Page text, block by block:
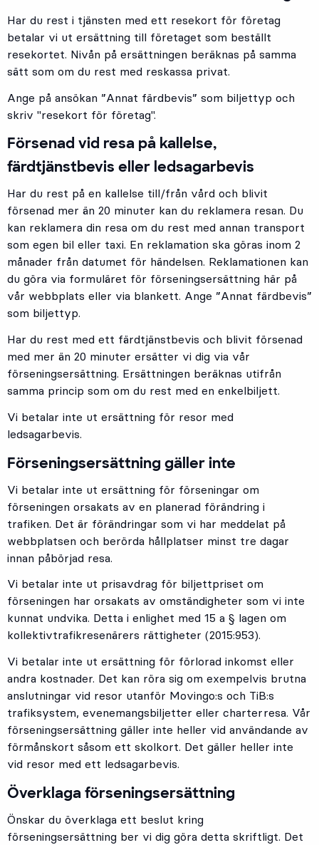
Har du rest i tjänsten med ett resekort för företag
betalar vi ut ersättning till företaget som beställt
resekortet. Nivån på ersättningen beräknas på samma
sätt som om du rest med reskassa privat.
Ange på ansökan ”Annat färdbevis” som biljettyp och
skriv "resekort för företag".
Försenad vid resa på kallelse,
färdtjänstbevis eller ledsagarbevis
Har du rest på en kallelse till/från vård och blivit
försenad mer än 20 minuter kan du reklamera resan. Du
kan reklamera din resa om du rest med annan transport
som egen bil eller taxi. En reklamation ska göras inom 2
månader från datumet för händelsen. Reklamationen kan
du göra via formuläret för förseningsersättning här på
vår webbplats eller via blankett. Ange ”Annat färdbevis”
som biljettyp.
Har du rest med ett färdtjänstbevis och blivit försenad
med mer än 20 minuter ersätter vi dig via vår
förseningsersättning. Ersättningen beräknas utifrån
samma princip som om du rest med en enkelbiljett.
Vi betalar inte ut ersättning för resor med
ledsagarbevis.
Förseningsersättning gäller inte
Vi betalar inte ut ersättning för förseningar om
förseningen orsakats av en planerad förändring i
trafiken. Det är förändringar som vi har meddelat på
webbplatsen och berörda hållplatser minst tre dagar
innan påbörjad resa.
Vi betalar inte ut prisavdrag för biljettpriset om
förseningen har orsakats av omständigheter som vi inte
kunnat undvika. Detta i enlighet med 15 a § lagen om
kollektivtrafikresenärers rättigheter (2015:953).
Vi betalar inte ut ersättning för förlorad inkomst eller
andra kostnader. Det kan röra sig om exempelvis brutna
anslutningar vid resor utanför Movingo:s och TiB:s
trafiksystem, evenemangsbiljetter eller charterresa. Vår
förseningsersättning gäller inte heller vid användande av
förmånskort såsom ett skolkort. Det gäller heller inte
vid resor med ett ledsagarbevis.
Överklaga förseningsersättning
Önskar du överklaga ett beslut kring
förseningsersättning ber vi dig göra detta skriftligt. Det